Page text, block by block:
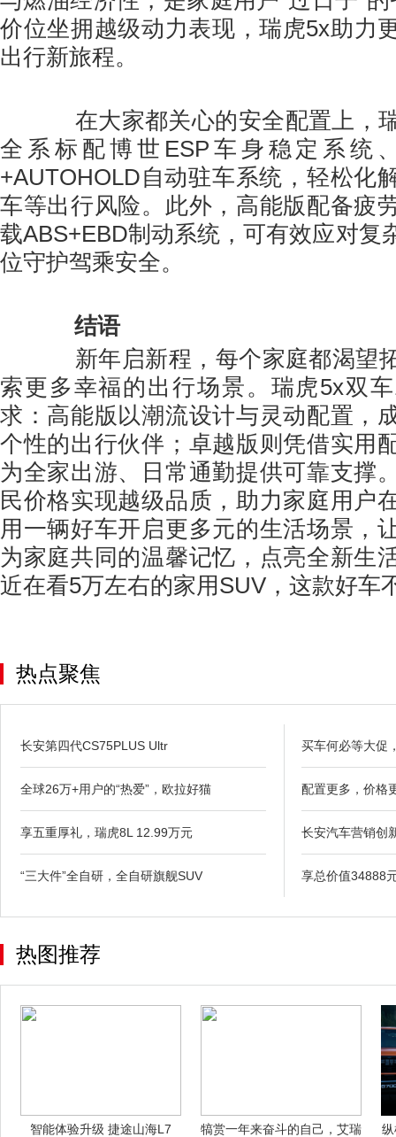
价位坐拥越级动力表现，瑞虎5x助力
出行新旅程。
在大家都关心的安全配置上，
全系标配博世ESP车身稳定系统
+AUTOHOLD自动驻车系统，轻松化
车等出行风险。此外，高能版配备疲
载ABS+EBD制动系统，可有效应对复
位守护驾乘安全。
结语
新年启新程，每个家庭都渴望
索更多幸福的出行场景。瑞虎5x双
求：高能版以潮流设计与灵动配置，
个性的出行伙伴；卓越版则凭借实用
为全家出游、日常通勤提供可靠支撑
民价格实现越级品质，助力家庭用户
用一辆好车开启更多元的生活场景，
为家庭共同的温馨记忆，点亮全新生
近在看5万左右的家用SUV，这款好车
热点聚焦
长安第四代CS75PLUS Ultr
全球26万+用户的“热爱”，欧拉好猫
享五重厚礼，瑞虎8L 12.99万元
“三大件”全自研，全自研旗舰SUV
买车何必等大促
配置更多，价格
长安汽车营销创
享总价值34888
热图推荐
智能体验升级 捷途山海L7 犒赏一年来奋斗的自己，艾瑞